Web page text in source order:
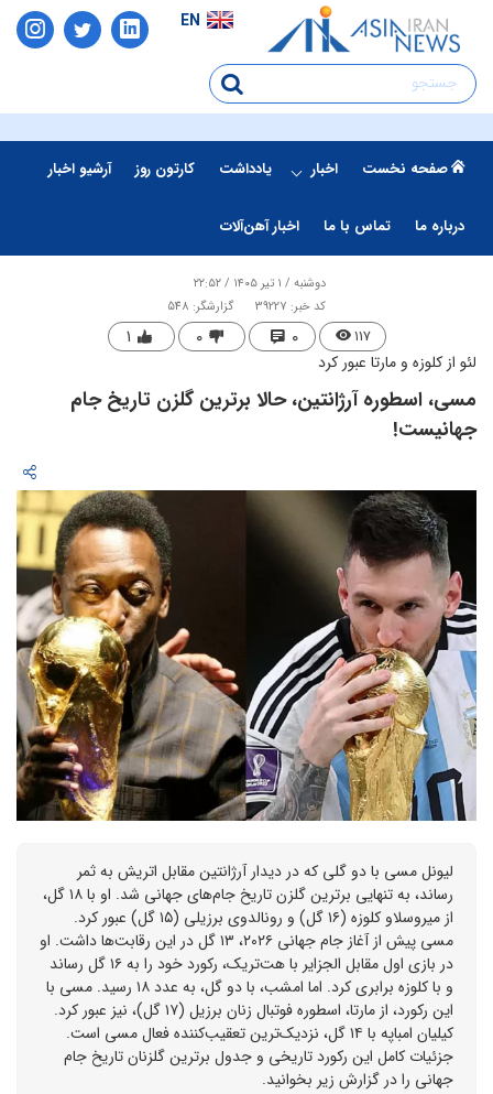
EN
صفحه نخست اخبار یادداشت کارتون روز آرشیو اخبار
درباره ما تماس با ما اخبار آهن‌آلات
دوشنبه / ۱ تیر ۱۴۰۵ / ۲۲:۵۲
کد خبر: 39227
گزارشگر: 548
۱۱۷ ۰ ۰ ۱
لئو از کلوزه و مارتا عبور کرد
مسی، اسطوره آرژانتین، حالا برترین گلزن تاریخ جام
جهانیست!
لیونل مسی با دو گلی که در دیدار آرژانتین مقابل اتریش به ثمر
رساند، به تنهایی برترین گلزن تاریخ جام‌های جهانی شد. او با ۱۸ گل،
از میروسلاو کلوزه (۱۶ گل) و رونالدوی برزیلی (۱۵ گل) عبور کرد.
مسی پیش از آغاز جام جهانی ۲۰۲۶، ۱۳ گل در این رقابت‌ها داشت. او
در بازی اول مقابل الجزایر با هت‌تریک، رکورد خود را به ۱۶ گل رساند
و با کلوزه برابری کرد. اما امشب، با دو گل، به عدد ۱۸ رسید. مسی با
این رکورد، از مارتا، اسطوره فوتبال زنان برزیل (۱۷ گل)، نیز عبور کرد.
کیلیان امباپه با ۱۴ گل، نزدیک‌ترین تعقیب‌کننده فعال مسی است.
جزئیات کامل این رکورد تاریخی و جدول برترین گلزنان تاریخ جام
جهانی را در گزارش زیر بخوانید.